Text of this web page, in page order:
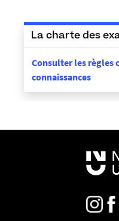
La charte des
Consulter les règles
connaissances